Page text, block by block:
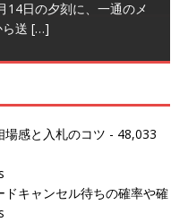
14日の夕刻に、一通のメ
送 […]
上旬にバンコク経由でチ
バン[…]
ちらの[…]
。 今[…]
場感と入札のコツ - 48,033
キャンセル待ちの確率や確